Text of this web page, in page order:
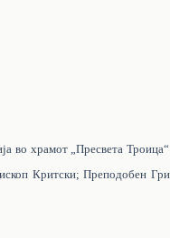
во храмот „Пресвета
Критски; Преподобен